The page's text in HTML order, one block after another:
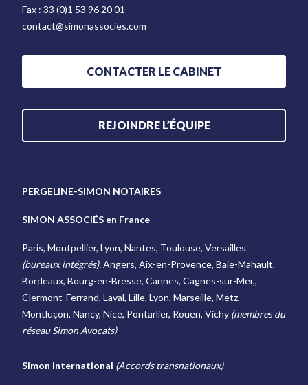
Fax :33 (0)1 53 96 20 01
contact@simonassocies.com
CONTACTER LE CABINET
REJOINDRE L’ÉQUIPE
PERGELINE-SIMON NOTAIRES
SIMON ASSOCIÉS en France
Paris, Montpellier, Lyon, Nantes, Toulouse, Versailles
(bureaux intégrés),Angers, Aix-en-Provence, Baie-Mahault,
Bordeaux, Bourg-en-Bresse, Cannes, Cagnes-sur-Mer,,
Clermont-Ferrand, Laval, Lille, Lyon, Marseille, Metz,
Montluçon, Nancy, Nice, Pontarlier, Rouen, Vichy (membres du
réseau Simon Avocats)
Simon International (Accords transnationaux)